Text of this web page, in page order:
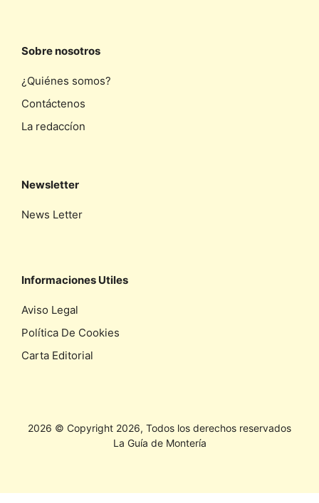
Sobre nosotros
¿Quiénes somos?
Contáctenos
La redaccíon
Newsletter
News Letter
Informaciones Utiles
Aviso Legal
Política De Cookies
Carta Editorial
2026 © Copyright 2026, Todos los derechos reservados
La Guía de Montería